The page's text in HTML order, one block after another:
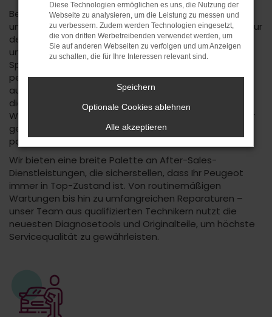
Bei jedem Schritt Ihres Kaufprozesses stehen Ihnen
unsere erfahrenen Berater zur Seite. Sie bieten nicht nur
detaillierte Informationen zu jedem Modell, sondern
unterstützen Sie auch dabei, die passenden
Spezifikationen und Ausstattungen gemäß Ihren
persönlichen Vorlieben und Anforderungen
auszuwählen. Ob Sie einen kompakten Stadtflitzer für
die tägliche Fahrt, ein geräumiges Familienauto für
Wochenendausflüge oder eine elegante Limousine für
geschäftliche Anlässe suchen – wir haben das
passende Peugeot-Modell für Sie.
Wir bieten eine breite Palette an After-Sales-
Dienstleistungen, die sicherstellen, dass Ihr Peugeot
immer in Top-Zustand ist. Von routinemäßigen
Wartungen bis hin zu umfangreichen Reparaturen –
unser Team aus qualifizierten Technikern nutzt die
neuesten Diagnosetools und Originalteile, um höchste
Servicequalität zu gewährleisten.
Diese Technologien ermöglichen es uns, die Nutzung der
Webseite zu analysieren, um die Leistung zu messen und
zu verbessern. Zudem werden Technologien eingesetzt,
die von dritten Werbetreibenden verwendet werden, um
Sie auf anderen Webseiten zu verfolgen und um Anzeigen
zu schalten, die für Ihre Interessen relevant sind.
Speichern
Optionale Cookies ablehnen
Alle akzeptieren